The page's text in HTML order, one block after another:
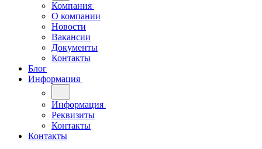
Компания
О компании
Новости
Вакансии
Документы
Контакты
Блог
Информация
Информация
Реквизиты
Контакты
Контакты